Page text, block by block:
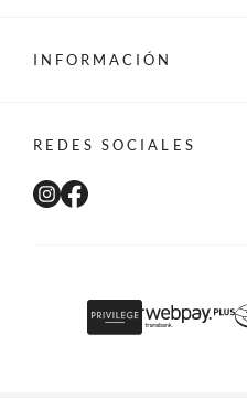
INFORMACIÓN
REDES SOCIALES